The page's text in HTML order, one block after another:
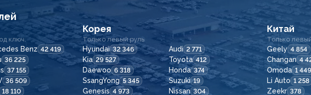
ключ.
Benz 42 419
36 225
37 155
36 509
18 110
Корея
Только левый руль
Hyundai 32 346 Audi 2 771
Kia 29 527 Toyota 412
Daewoo 6 318 Honda 374
SsangYong 5 345 Suzuki 19
Genesis 4 973 Nissan 304
Китай
Только
Geely 4 854
Changan 4
Omoda 1 449
Li Auto 1 258
Zeekr 378